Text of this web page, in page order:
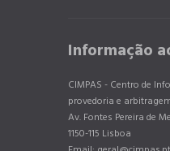
Informação
CIMPAS - Centro de
provedoria e
Av. Fontes Pereira de
1150-115 Lisboa